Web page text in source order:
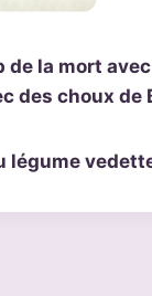
la mort
des choux de
légume